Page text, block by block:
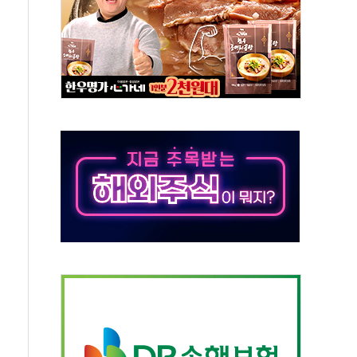
이온큐·도어대시↑ VS 샌디스크·피그마·앱러빈↓
…상법·자본시장법 개정 논의"
익실현 속 혼조세...웨스턴디지털·샌디스크↓
긴급 안보 점검회의
'사파리' 공격… 시민들 공포감 극대화 전략
주총 기대감에 홀로 상한가…마진 잔액은 사상 최고
지 위험수위…숨은 차입이 더 큰 변수"
하는 '선봉'의 대민 봉사